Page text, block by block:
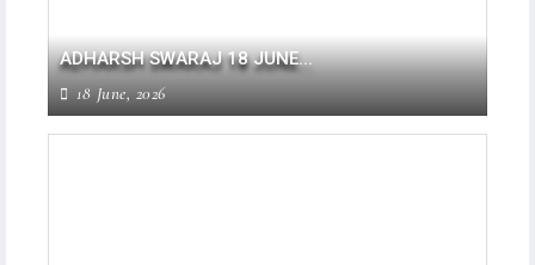
ADHARSH SWARAJ 18 JUNE...
18 June, 2026